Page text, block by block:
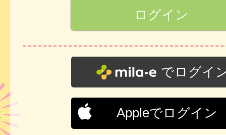
でログイ
Appleでログイン